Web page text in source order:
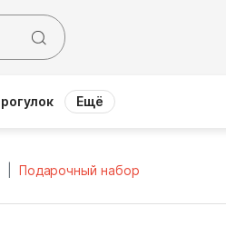
Ещё
Подарочный набор